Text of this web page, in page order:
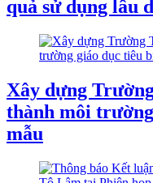
quả sử dụng lâu
Xây dựng
thành môi
mẫu